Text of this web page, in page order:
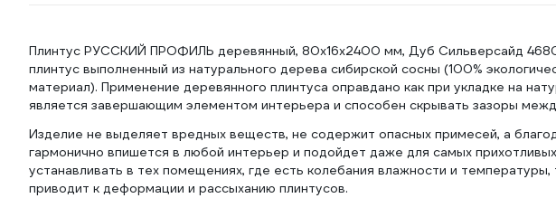
Плинтус РУССКИЙ ПРОФИЛЬ деревянный, 80х16х2400 мм, Дуб Сильверсайд
плинтус выполненный из натурального дерева сибирской сосны (100%
материал). Применение деревянного плинтуса оправдано как при укладке на
является завершающим элементом интерьера и способен скрывать зазоры
Изделие не выделяет вредных веществ, не содержит опасных примесей, а
гармонично впишется в любой интерьер и подойдет даже для самых
устанавливать в тех помещениях, где есть колебания влажности и
приводит к деформации и рассыханию плинтусов.